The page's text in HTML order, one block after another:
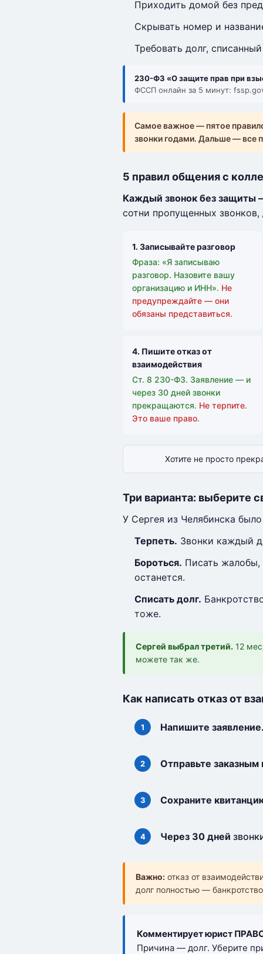
Приходить домой без
Скрывать номер и
Требовать долг,
230-ФЗ «О защите прав при
ФССП онлайн за 5 минут:
Самое важное — пятое
звонки годами. Дальше — все
5 правил общения с
Каждый звонок без защиты
сотни пропущенных звонков,
1. Записывайте разговор
Фраза: «Я записываю
разговор. Назовите вашу
организацию и ИНН». Не
предупреждайте — они
обязаны представиться.
4. Пишите отказ от
взаимодействия
Ст. 8 230-ФЗ. Заявление — и
через 30 дней звонки
прекращаются. Не терпите.
Это ваше право.
Хотите не просто
Три варианта: выберите
У Сергея из Челябинска
Терпеть. Звонки каждый
Бороться. Писать жалобы,
останется.
Списать долг.
тоже.
Сергей выбрал третий. 12
можете так же.
Как написать отказ от
Напишите
Отправьте
Сохраните
Через 30 дней
Важно: отказ от
долг полностью —
Комментирует юрист
Причина — долг. Уберите